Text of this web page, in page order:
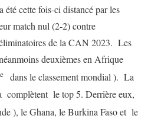
été cette fois-ci distancé par les
match nul (2-2) contre
de la CAN 2023. Les
deuxièmes en Afrique
dans le classement mondial ). La
complètent le top 5. Derrière eux,
), le Ghana, le Burkina Faso et le